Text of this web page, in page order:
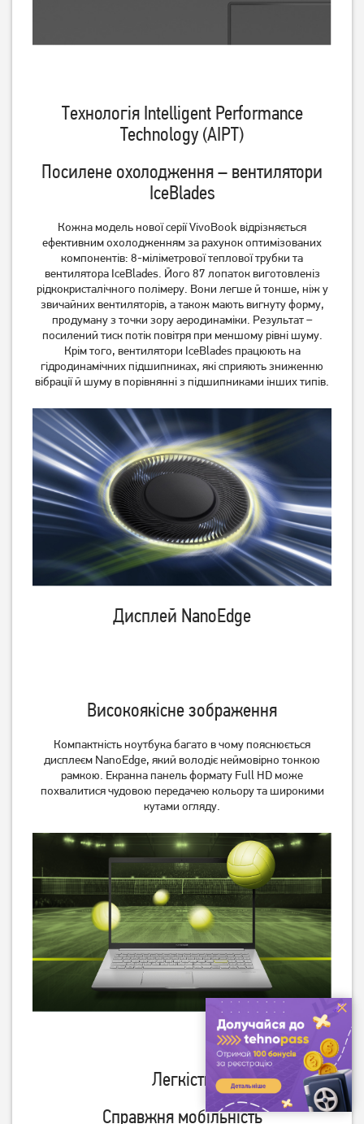
Технологія Intelligent Performance
Technology (AIPT)
Посилене охолодження – вентилятори
IceBlades
Кожна модель нової серії VivoBook відрізняється
ефективним охолодженням за рахунок оптимізованих
компонентів: 8-міліметрової теплової трубки та
вентилятора IceBlades. Його 87 лопаток виготовлені​з
рідкокристалічного полімеру. Вони легше й тонше, ніж у
звичайних вентиляторів, а також мають вигнуту форму,
продуману з точки зору аеродинаміки. Результат –
посилений тиск потік повітря при меншому рівні шуму.
Крім того, вентилятори IceBlades працюють на
гідродинамічних підшипниках, які сприяють зниженню
вібрації й шуму в порівнянні з підшипниками інших типів.
Дисплей NanoEdge
Високоякісне зображення
Компактність ноутбука багато в чому пояснюється
дисплеєм NanoEdge, який володіє неймовірно тонкою
рамкою. Екранна панель формату Full HD може
похвалитися чудовою передачею кольору та широкими
кутами огляду.
Легкість
Справжня мобільність